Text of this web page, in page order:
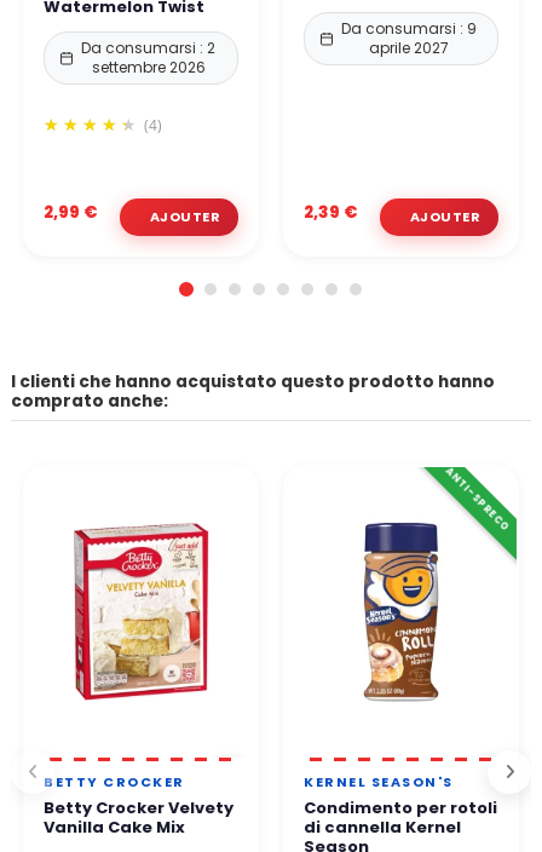
Watermelon Twist
Da consumarsi : 2
settembre 2026
(4)
2,99 €
Da consumarsi : 9
aprile 2027
2,39 €
I clienti che hanno acquistato questo prodotto hanno
comprato anche:
BETTY CROCKER
Betty Crocker Velvety
Vanilla Cake Mix
ANTI-SPRECO
KERNEL SEASON'S
Condimento per rotoli
di cannella Kernel
Season